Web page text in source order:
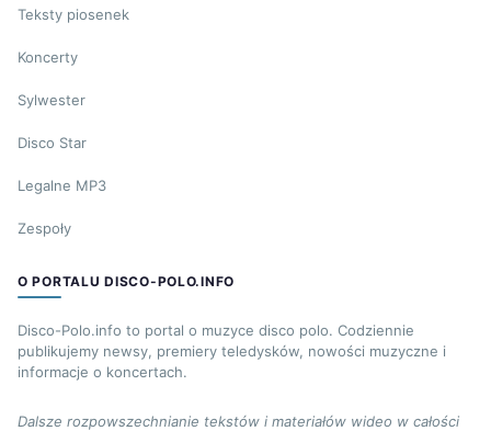
Teksty piosenek
Koncerty
Sylwester
Disco Star
Legalne MP3
Zespoły
O PORTALU DISCO-POLO.INFO
Disco-Polo.info to portal o muzyce disco polo. Codziennie
publikujemy newsy, premiery teledysków, nowości muzyczne i
informacje o koncertach.
Dalsze rozpowszechnianie tekstów i materiałów wideo w całości